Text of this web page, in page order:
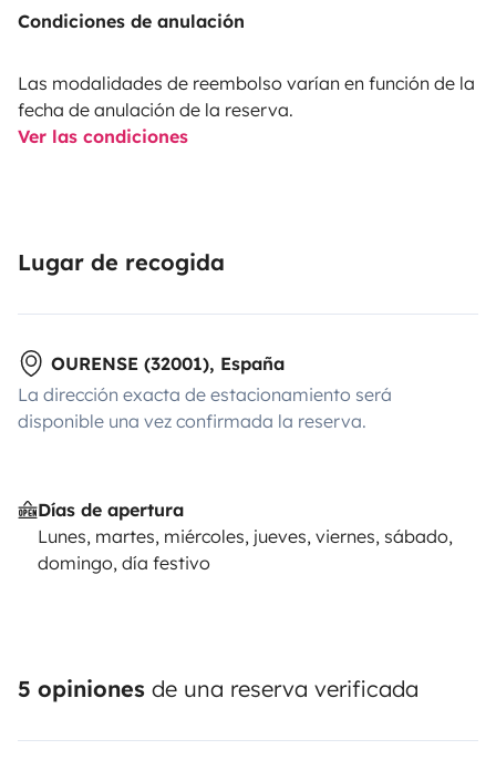
Condiciones de anulación
Las modalidades de reembolso varían en función de la
fecha de anulación de la reserva.
Ver las condiciones
Lugar de recogida
OURENSE (32001), España
La dirección exacta de estacionamiento será
disponible una vez confirmada la reserva.
Días de apertura
Lunes, martes, miércoles, jueves, viernes, sábado,
domingo, día festivo
5 opiniones de una reserva verificada